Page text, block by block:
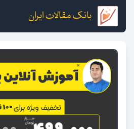
بانک مقالات ایران